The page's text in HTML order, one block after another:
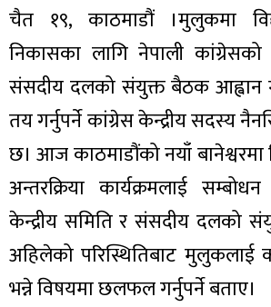
चैत १९, काठमाडौं ।मुलुकमा
निकासका लागि नेपाली कांग्रेसको
संसदीय दलको संयुक्त बैठक आह्वान
तय गर्नुपर्ने कांग्रेस केन्द्रीय सदस्य
छ। आज काठमाडौंको नयाँ
अन्तरक्रिया कार्यक्रमलाई
केन्द्रीय समिति र संसदीय दलको
अहिलेको परिस्थितिबाट मुलुकलाई
भन्ने विषयमा छलफल गर्नुपर्ने बताए।